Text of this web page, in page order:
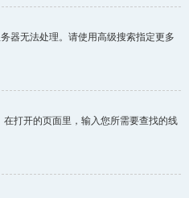
器无法处理。请使用高级搜索指定更多
在打开的页面里，输入您所需要查找的线